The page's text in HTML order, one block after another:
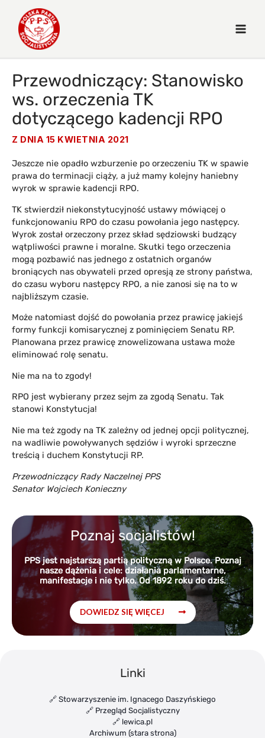
Przewodniczący: Stanowisko
ws. orzeczenia TK
dotyczącego kadencji RPO
Z DNIA 15 KWIETNIA 2021
Jeszcze nie opadło wzburzenie po orzeczeniu TK w spawie
prawa do terminacji ciąży, a już mamy kolejny haniebny
wyrok w sprawie kadencji RPO.
TK stwierdził niekonstytucyjność ustawy mówiącej o
funkcjonowaniu RPO do czasu powołania jego następcy.
Wyrok został orzeczony przez skład sędziowski budzący
wątpliwości prawne i moralne. Skutki tego orzeczenia
mogą pozbawić nas jednego z ostatnich organów
broniących nas obywateli przed opresją ze strony państwa,
do czasu wyboru następcy RPO, a nie zanosi się na to w
najbliższym czasie.
Może natomiast dojść do powołania przez prawicę jakiejś
formy funkcji komisarycznej z pominięciem Senatu RP.
Planowana przez prawicę znowelizowana ustawa może
eliminować rolę senatu.
Nie ma na to zgody!
RPO jest wybierany przez sejm za zgodą Senatu. Tak
stanowi Konstytucja!
Nie ma też zgody na TK zależny od jednej opcji politycznej,
na wadliwie powoływanych sędziów i wyroki sprzeczne
treścią i duchem Konstytucji RP.
Przewodniczący Rady Naczelnej PPS
Senator Wojciech Konieczny
Poznaj socjalistów!
PPS jest najstarszą partią polityczną w Polsce. Poznaj
nasze dążenia i cele: działania parlamentarne,
manifestacje i nie tylko. Od 1892 roku do dziś.
DOWIEDZ SIĘ WIĘCEJ
Linki
🔗 Stowarzyszenie im. Ignacego Daszyńskiego
🔗 Przegląd Socjalistyczny
🔗 lewica.pl
Archiwum (stara strona)